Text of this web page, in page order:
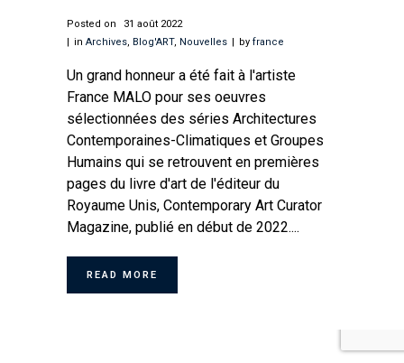
Posted on
31 août 2022
in Archives, Blog'ART, Nouvelles by france
Un grand honneur a été fait à l'artiste
France MALO pour ses oeuvres
sélectionnées des séries Architectures
Contemporaines-Climatiques et Groupes
Humains qui se retrouvent en premières
pages du livre d'art de l'éditeur du
Royaume Unis, Contemporary Art Curator
Magazine, publié en début de 2022....
READ MORE